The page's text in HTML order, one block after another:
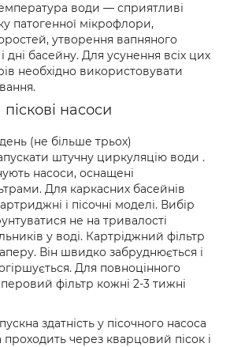
води — сприятливі
патогенної мікрофлори,
утворення вапняного
дні басейну. Для усунення всіх цих
необхідно використовувати
насоси
(не більше трьох)
штучну циркуляцію води .
насоси, оснащені
Для каркасних басейнів
і пісочні моделі. Вибір
не на тривалості
у воді. Картріджний фільтр
Він швидко забруднюється і
Для повноцінного
фільтр кожні 2-3 тижні
здатність у пісочного насоса
через кварцовий пісок і